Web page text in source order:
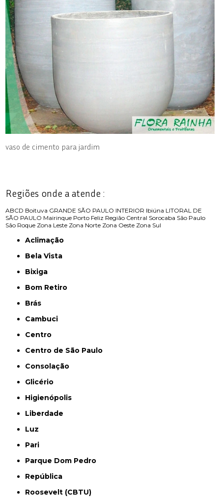
vaso de cimento para jardim
Regiões onde a atende :
ABCD Boituva GRANDE SÃO PAULO INTERIOR Ibiúna LITORAL DE
SÃO PAULO Mairinque Porto Feliz Região Central Sorocaba São Paulo
São Roque Zona Leste Zona Norte Zona Oeste Zona Sul
Aclimação
Bela Vista
Bixiga
Bom Retiro
Brás
Cambuci
Centro
Centro de São Paulo
Consolação
Glicério
Higienópolis
Liberdade
Luz
Pari
Parque Dom Pedro
República
Roosevelt (CBTU)